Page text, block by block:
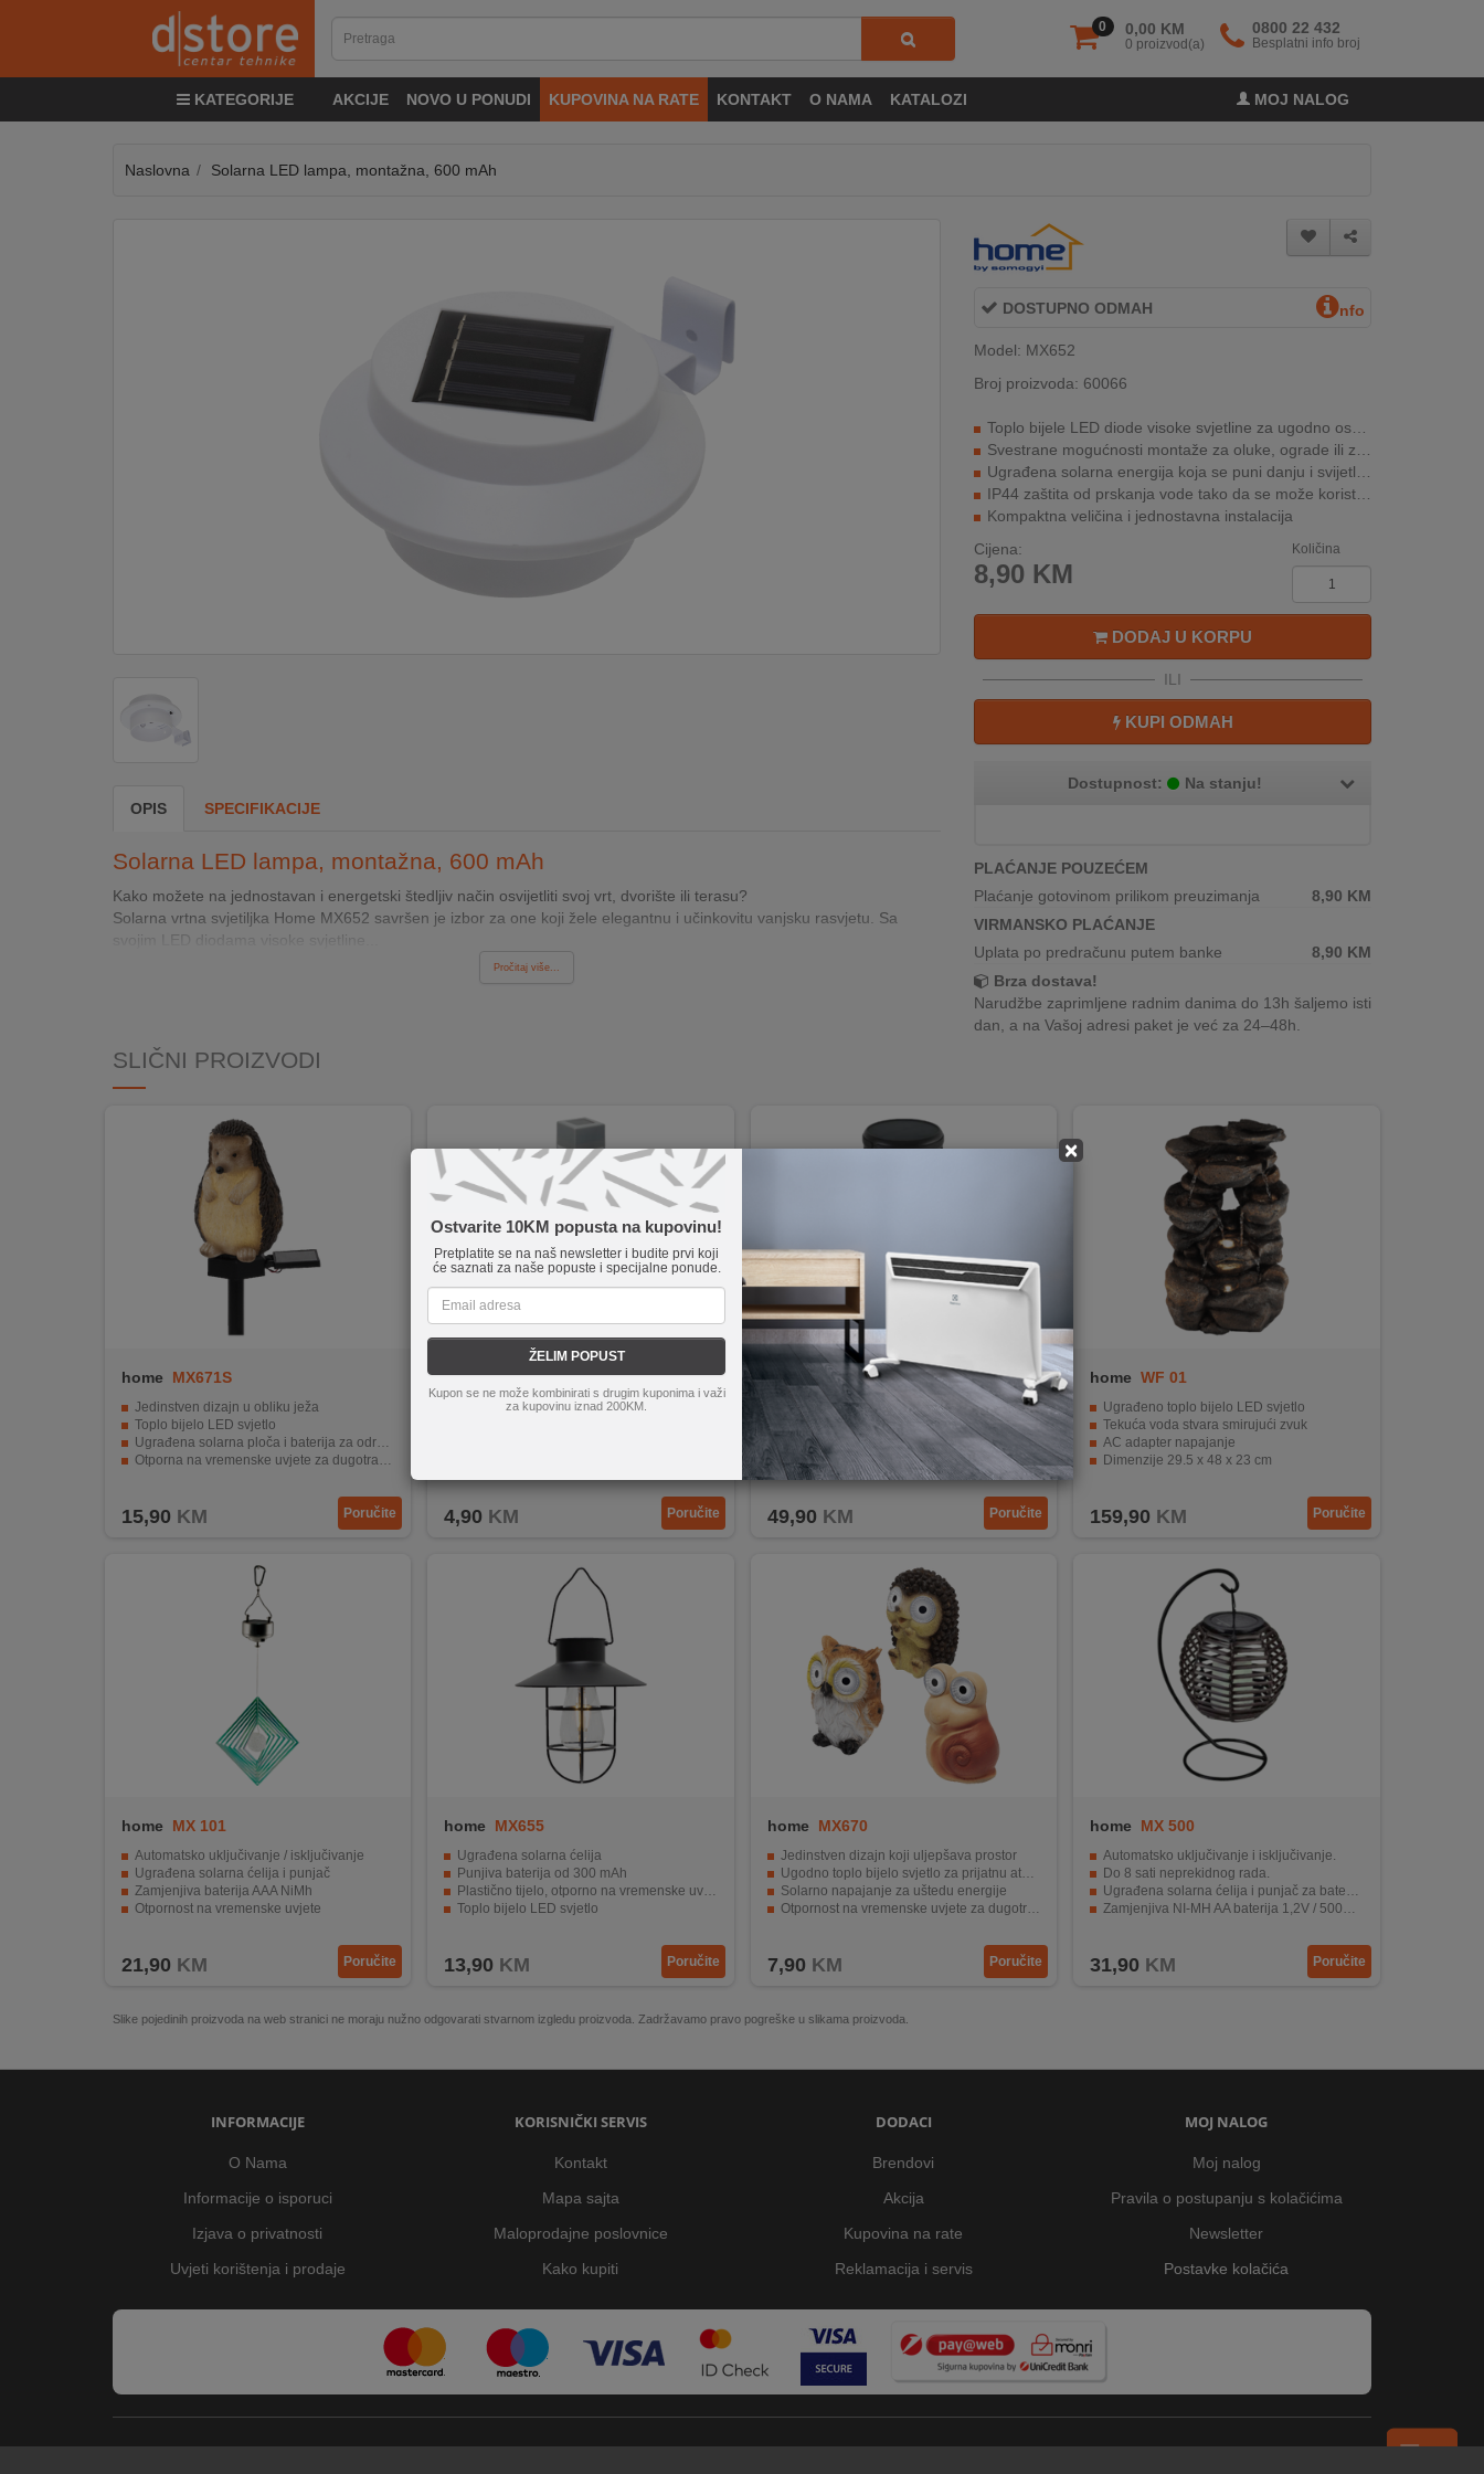
0 0,00 KM
0 proizvod(a)
0800 22 432
Besplatni info broj
KATEGORIJE AKCIJE NOVO U PONUDI KUPOVINA NA RATE KONTAKT O NAMA KATALOZI MOJ NALOG
&
INOSTRANSTVA
×
Ostvarite 10KM popusta na kupovinu!
Pretplatite se na naš newsletter i budite prvi koji
će saznati za naše popuste i specijalne ponude.
ŽELIM POPUST
Kupon se ne može kombinirati s drugim kuponima i važi
za kupovinu iznad 200KM.
Naslovna Solarna LED lampa, montažna, 600 mAh
OPIS SPECIFIKACIJE
Solarna LED lampa, montažna, 600 mAh
Kako možete na jednostavan i energetski štedljiv način osvijetliti svoj vrt, dvorište ili terasu?
Solarna vrtna svjetiljka Home MX652 savršen je izbor za one koji žele elegantnu i učinkovitu vanjsku rasvjetu. Sa
svojim LED diodama visoke svjetline...
Pročitaj više...
DOSTUPNO ODMAH nfo
Model: MX652
Broj proizvoda: 60066
Toplo bijele LED diode visoke svjetline za ugodno osvjetljenje
Svestrane mogućnosti montaže za oluke, ograde ili zidove
Ugrađena solarna energija koja se puni danju i svijetli noću
IP44 zaštita od prskanja vode tako da se može koristiti u svim vremenskim uvjetima
Kompaktna veličina i jednostavna instalacija
Cijena:
8,90 KM
Količina
DODAJ U KORPU
ILI
KUPI ODMAH
Dostupnost: Na stanju!
PLAĆANJE POUZEĆEM
Plaćanje gotovinom prilikom preuzimanja
8,90 KM
VIRMANSKO PLAĆANJE
Uplata po predračunu putem banke
8,90 KM
Brza dostava!
Narudžbe zaprimljene radnim danima do 13h šaljemo isti
dan, a na Vašoj adresi paket je već za 24–48h.
SLIČNI PROIZVODI
home MX671S
Jedinstven dizajn u obliku ježa
Toplo bijelo LED svjetlo
Ugrađena solarna ploča i baterija za održivu upotrebu
Otporna na vremenske uvjete za dugotrajnu upotrebu
15,90 KM Poručite
home MX 720
Ugrađena solarna ćelija za besplatno punjenje.
Visina od 680mm za dobro osvjetljenje.
4,90 KM Poručite
home MX 400
Realan efekt baklje
Automatsko uključivanje i isključivanje
Ugrađena solarna ćelija i punjač
Otporno na atmosferske utjecaje
18 LED žarulja, 1200 mAh baterija
49,90 KM Poručite
home WF 01
Ugrađeno toplo bijelo LED svjetlo
Tekuća voda stvara smirujući zvuk
AC adapter napajanje
Dimenzije 29.5 x 48 x 23 cm
159,90 KM Poručite
home MX 101
Automatsko uključivanje / isključivanje
Ugrađena solarna ćelija i punjač
Zamjenjiva baterija AAA NiMh
Otpornost na vremenske uvjete
21,90 KM Poručite
home MX655
Ugrađena solarna ćelija
Punjiva baterija od 300 mAh
Plastično tijelo, otporno na vremenske uvjete
Toplo bijelo LED svjetlo
13,90 KM Poručite
home MX670
Jedinstven dizajn koji uljepšava prostor
Ugodno toplo bijelo svjetlo za prijatnu atmosferu
Solarno napajanje za uštedu energije
Otpornost na vremenske uvjete za dugotrajnu upotrebu
7,90 KM Poručite
home MX 500
Automatsko uključivanje i isključivanje.
Do 8 sati neprekidnog rada.
Ugrađena solarna ćelija i punjač za bateriju.
Zamjenjiva NI-MH AA baterija 1,2V / 500mAh.
31,90 KM Poručite
Slike pojedinih proizvoda na web stranici ne moraju nužno odgovarati stvarnom izgledu proizvoda. Zadržavamo pravo pogreške u slikama proizvoda.
INFORMACIJE
O Nama
Informacije o isporuci
Izjava o privatnosti
Uvjeti korištenja i prodaje
KORISNIČKI SERVIS
Kontakt
Mapa sajta
Maloprodajne poslovnice
Kako kupiti
DODACI
Brendovi
Akcija
Kupovina na rate
Reklamacija i servis
MOJ NALOG
Moj nalog
Pravila o postupanju s kolačićima
Newsletter
Postavke kolačića